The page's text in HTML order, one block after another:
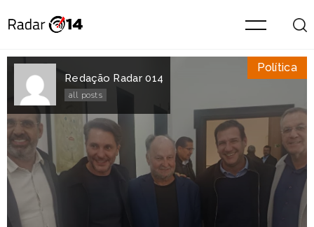
Redação Radar 014
all posts
Política